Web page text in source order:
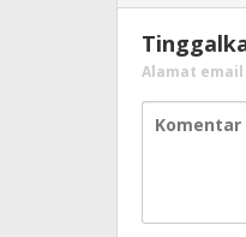
Alamat